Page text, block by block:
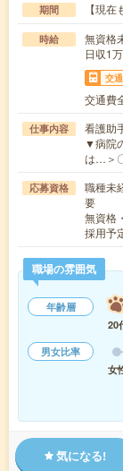
期間 【現
時給
無資格
日収1
交
交通費
仕事内容
看護助
▼病院
は…＞
応募資格
職種未
要
無資格
採用予
職場の雰囲気
年齢層
20
男女比率
女
気になる!